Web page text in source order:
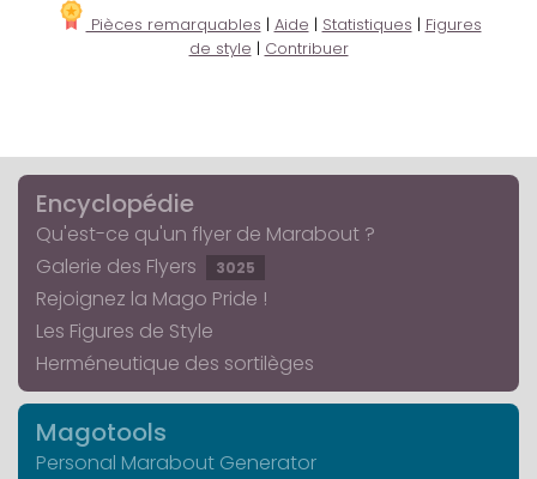
Pièces remarquables | Aide | Statistiques | Figures
de style | Contribuer
Encyclopédie
Qu'est-ce qu'un flyer de Marabout ?
Galerie des Flyers
3025
Rejoignez la Mago Pride !
Les Figures de Style
Herméneutique des sortilèges
Magotools
Personal Marabout Generator